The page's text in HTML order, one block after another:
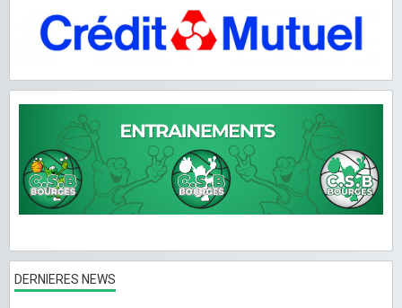
DERNIERES NEWS